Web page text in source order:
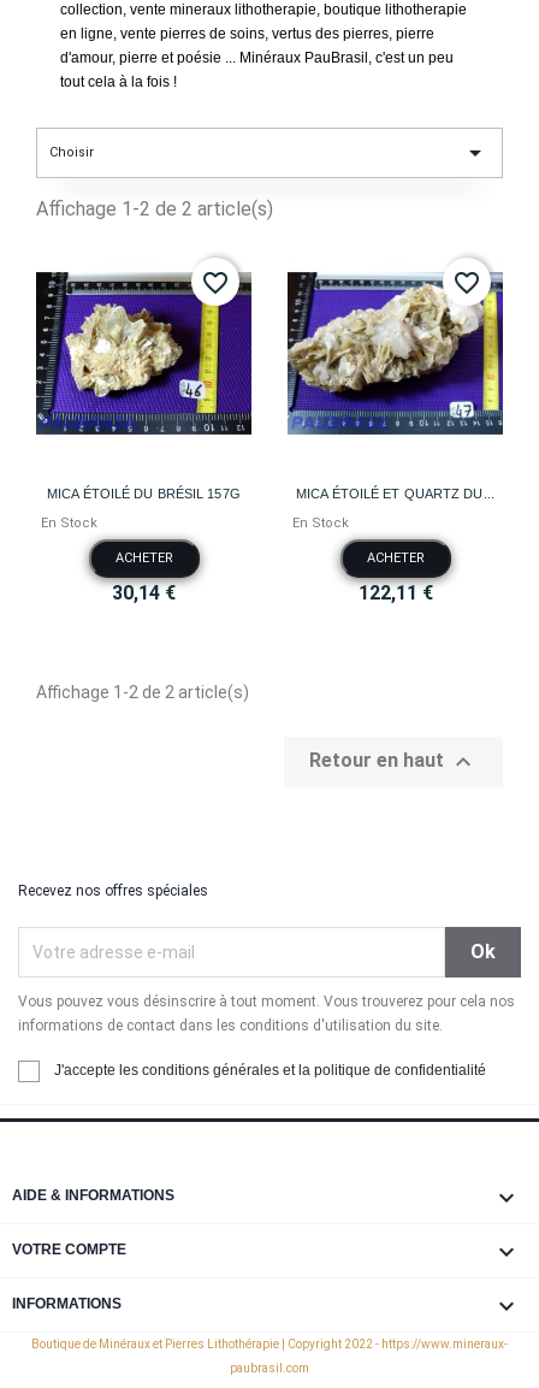
collection, vente mineraux lithotherapie, boutique lithotherapie
en ligne, vente pierres de soins, vertus des pierres, pierre
d'amour, pierre et poésie ... Minéraux PauBrasil, c'est un peu
tout cela à la fois !
Choisir 
Affichage 1-2 de 2 article(s)
MICA ÉTOILÉ DU BRÉSIL 157G
En Stock
ACHETER
30,14 €
favorite_border
MICA ÉTOILÉ ET QUARTZ DU...
En Stock
ACHETER
122,11 €
favorite_border
Affichage 1-2 de 2 article(s)
Retour en haut 
Recevez nos offres spéciales
Vous pouvez vous désinscrire à tout moment. Vous trouverez pour cela nos
informations de contact dans les conditions d'utilisation du site.
J'accepte les conditions générales et la politique de confidentialité
AIDE & INFORMATIONS 
VOTRE COMPTE 
INFORMATIONS keyboard_arrow_down
Boutique de Minéraux et Pierres Lithothérapie | Copyright 2022 - https://www.mineraux-
paubrasil.com